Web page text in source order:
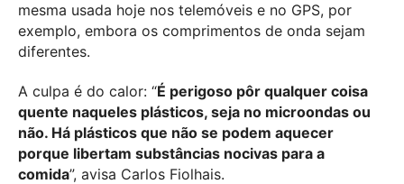
mesma usada hoje nos telemóveis e no GPS, por
exemplo, embora os comprimentos de onda sejam
diferentes.
A culpa é do calor: “É perigoso pôr qualquer coisa
quente naqueles plásticos, seja no microondas ou
não. Há plásticos que não se podem aquecer
porque libertam substâncias nocivas para a
comida”, avisa Carlos Fiolhais.